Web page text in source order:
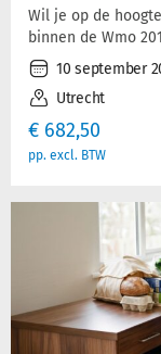
Wil je op de
binnen de Wmo
10 september
Utrecht
pp. excl. BTW
€ 682,50